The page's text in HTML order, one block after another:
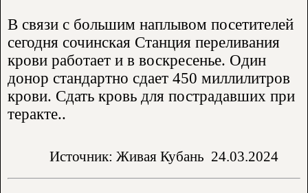
В связи с большим наплывом посетителей
сегодня сочинская Станция переливания
крови работает и в воскресенье. Один
донор стандартно сдает 450 миллилитров
крови. Сдать кровь для пострадавших при
теракте..
Источник: Живая Кубань 24.03.2024